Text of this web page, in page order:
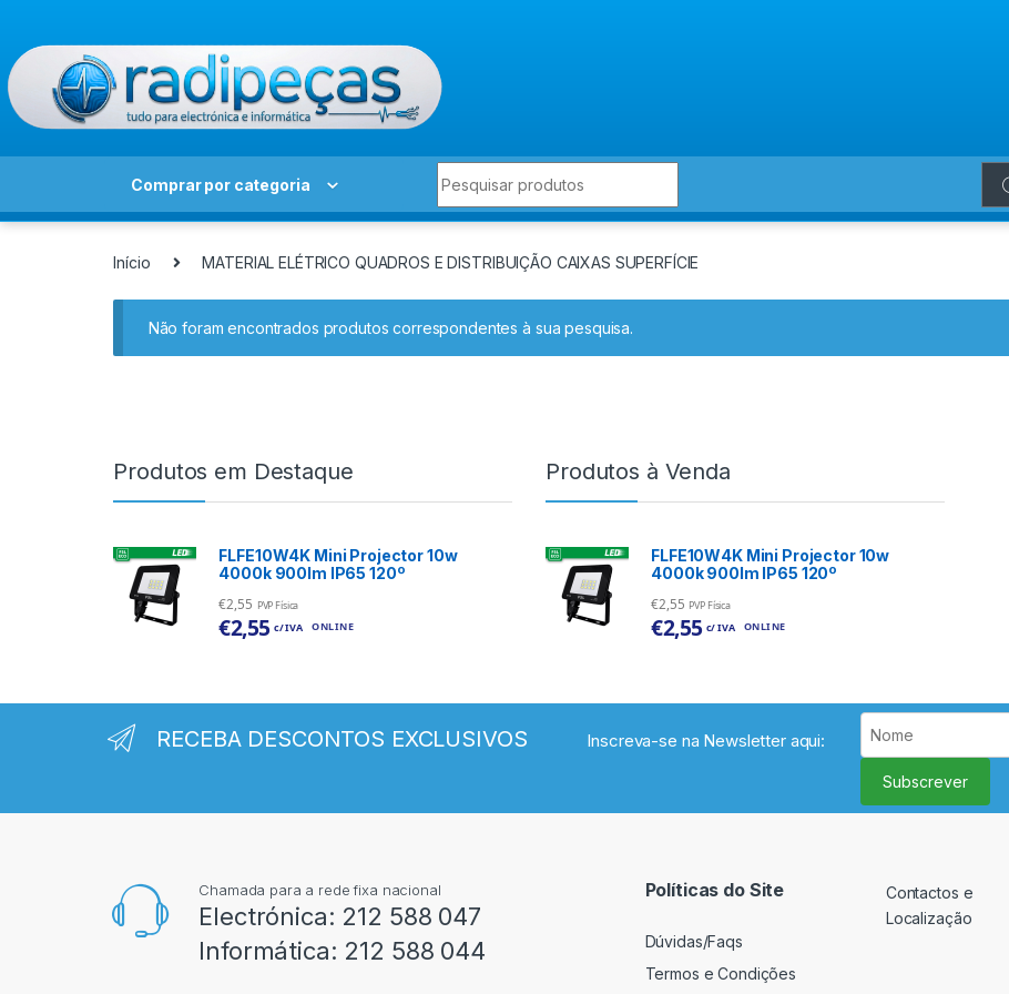
Comprar por categoria
Início MATERIAL ELÉTRICO QUADROS E DISTRIBUIÇÃO CAIXAS SUPERFÍCIE
Não foram encontrados produtos correspondentes à sua pesquisa.
Produtos em Destaque
FLFE10W4K Mini Projector 10w
4000k 900lm IP65 120º
€2,55 PVP Física
€2,55 c/ IVA ONLINE
Produtos à Venda
FLFE10W4K Mini Projector 10w
4000k 900lm IP65 120º
€2,55 PVP Física
€2,55 c/ IVA ONLINE
RECEBA DESCONTOS EXCLUSIVOS Inscreva-se na Newsletter aqui:
Subscrever
Chamada para a rede fixa nacional
Electrónica: 212 588 047
Informática: 212 588 044
Políticas do Site
Dúvidas/Faqs
Termos e Condições
Contactos e
Localização